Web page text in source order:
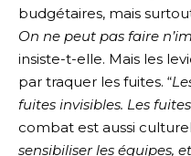
budgétaires, mais
On ne peut pas faire
insiste-t-elle. Mais les
par traquer les fuites. “
fuites invisibles. Les
combat est aussi
sensibiliser les équipes,